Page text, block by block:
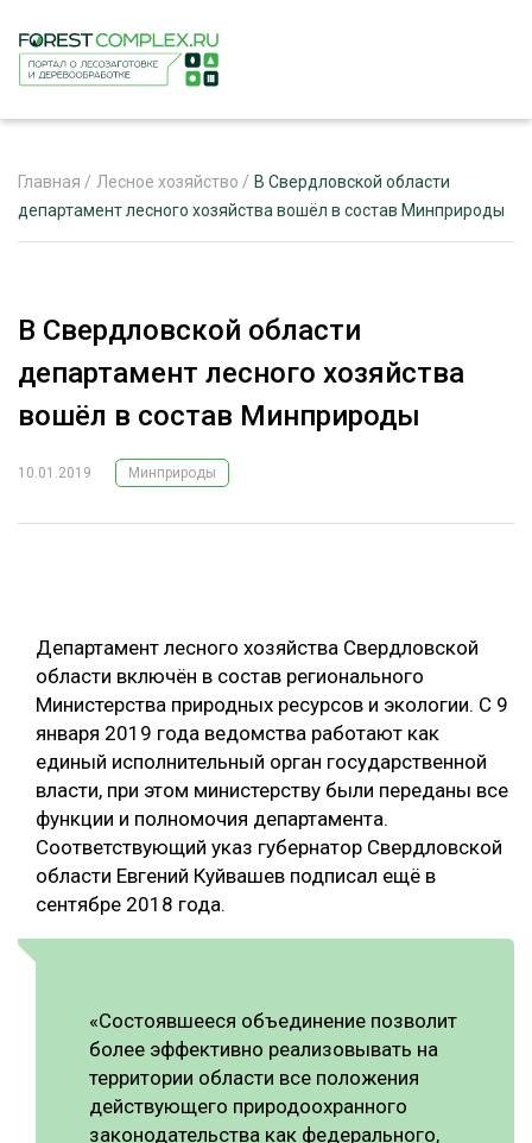
РЕКЛАМОДАТЕЛЯМ
ЛЕСНОЕ ХОЗЯЙСТВО
ЛЕСОЗАГОТОВКА
БИОЭНЕРГЕТИКА
ЛЕСОВОССТАНОВЛЕНИЕ И ЗАЩИТА
ЛОГИСТИКА
ПРОИЗВОДСТВО ДРЕВЕСНЫХ ПЛИТ
ЦБП
КОМПЛЕКСНАЯ ПЕРЕРАБОТКА
БЕЗОПАСНОЕ ПРОИЗВОДСТВО
СОРТИРОВКА ДРЕВЕСИНЫ
СУШКА ДРЕВЕСИНЫ
ТЕМАТИЧЕСКИЕ ПРОЕКТЫ
ПОДБОРКИ СТАТЕЙ
ЭКСПЕРТНОЕ МНЕНИЕ
Главная / Лесное хозяйство / В Свердловской области
департамент лесного хозяйства вошёл в состав Минприроды
В Свердловской области
департамент лесного хозяйства
вошёл в состав Минприроды
10.01.2019 Минприроды
Департамент лесного хозяйства Свердловской
области включён в состав регионального
Министерства природных ресурсов и экологии. С 9
января 2019 года ведомства работают как
единый исполнительный орган государственной
власти, при этом министерству были переданы все
функции и полномочия департамента.
Соответствующий указ губернатор Свердловской
области Евгений Куйвашев подписал ещё в
сентябре 2018 года.
«Состоявшееся объединение позволит
более эффективно реализовывать на
территории области все положения
действующего природоохранного
законодательства как федерального,